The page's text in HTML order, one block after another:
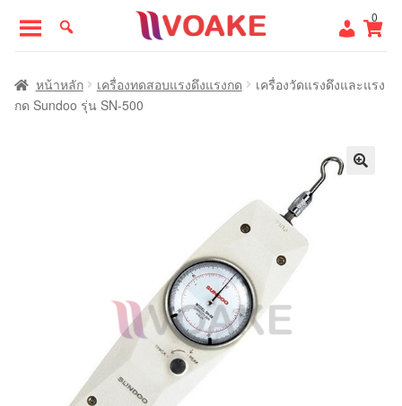
to
navigation
to
content
0
หน้าแรก
หน้าหลัก เครื่องทดสอบแรงดึงแรงกด
เครื่องวัดแรงดึงและแรง
กด Sundoo รุ่น SN-500